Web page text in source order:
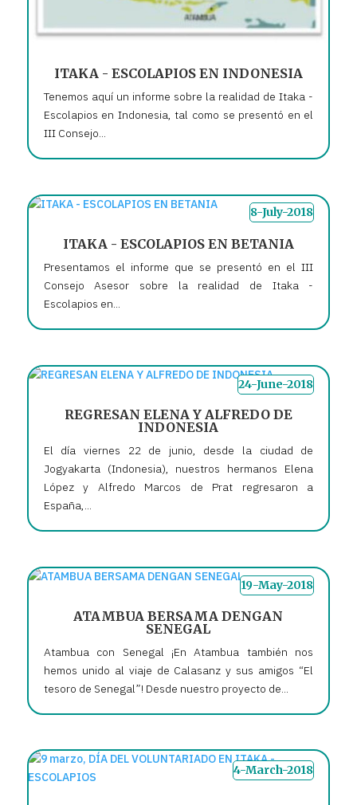
ITAKA - ESCOLAPIOS EN INDONESIA
Tenemos aquí un informe sobre la realidad de Itaka -
Escolapios en Indonesia, tal como se presentó en el
III Consejo...
ITAKA - ESCOLAPIOS EN BETANIA
8-July-2018
Presentamos el informe que se presentó en el III
Consejo Asesor sobre la realidad de Itaka -
Escolapios en...
REGRESAN ELENA Y ALFREDO DE
INDONESIA
24-June-2018
El día viernes 22 de junio, desde la ciudad de
Jogyakarta (Indonesia), nuestros hermanos Elena
López y Alfredo Marcos de Prat regresaron a
España,...
ATAMBUA BERSAMA DENGAN
SENEGAL
19-May-2018
Atambua con Senegal ¡En Atambua también nos
hemos unido al viaje de Calasanz y sus amigos “El
tesoro de Senegal”! Desde nuestro proyecto de...
4-March-2018